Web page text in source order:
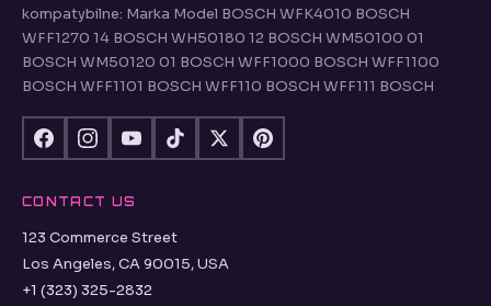
kompatybilne: Marka Model BOSCH WFK4010 BOSCH
WFF1270 14 BOSCH WH50180 12 BOSCH WM50100 01
BOSCH WM50120 01 BOSCH WFF1000 BOSCH WFF1100
BOSCH WFF1101 BOSCH WFF110 BOSCH WFF111 BOSCH
CONTACT US
123 Commerce Street
Los Angeles, CA 90015, USA
+1 (323) 325-2832